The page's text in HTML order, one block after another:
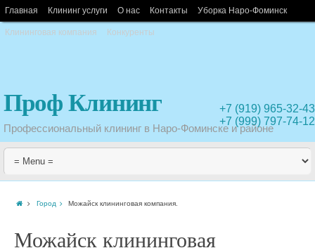
Главная Клининг услуги О нас Контакты Уборка Наро-Фоминск
Клининговая компания Конкуренты
Проф Клининг
Профессиональный клининг в Наро-Фоминске и районе
+7 (919) 965-32-43
+7 (999) 797-74-12
Город Можайск клининговая компания.
Можайск клининговая